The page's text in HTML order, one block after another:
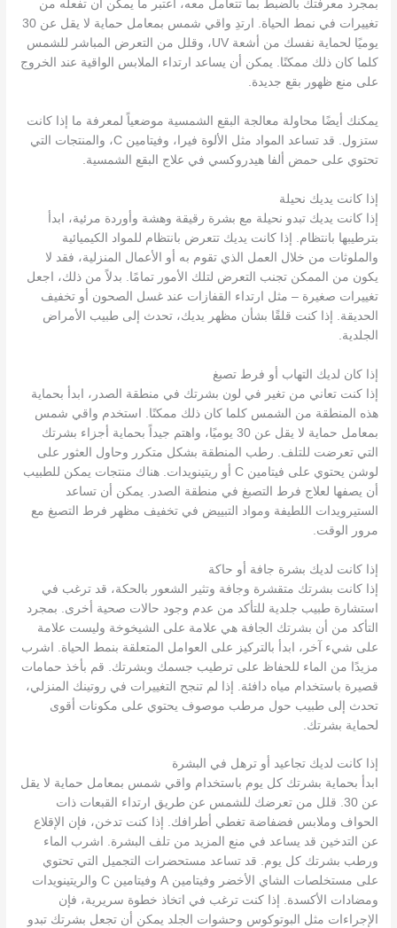
بمجرد معرفتك بالضبط بما تتعامل معه، اعتبر ما يمكن أن تفعله من
تغييرات في نمط الحياة. ارتدِ واقي شمس بمعامل حماية لا يقل عن 30
يوميًا لحماية نفسك من أشعة UV، وقلل من التعرض المباشر للشمس
كلما كان ذلك ممكنًا. يمكن أن يساعد ارتداء الملابس الواقية عند الخروج
على منع ظهور بقع جديدة.
يمكنك أيضًا محاولة معالجة البقع الشمسية موضعياً لمعرفة ما إذا كانت
ستزول. قد تساعد المواد مثل الألوة فيرا، وفيتامين C، والمنتجات التي
تحتوي على حمض ألفا هيدروكسي في علاج البقع الشمسية.
إذا كانت يديك نحيلة
إذا كانت يديك تبدو نحيلة مع بشرة رقيقة وهشة وأوردة مرئية، ابدأ
بترطيبها بانتظام. إذا كانت يديك تتعرض بانتظام للمواد الكيميائية
والملوثات من خلال العمل الذي تقوم به أو الأعمال المنزلية، فقد لا
يكون من الممكن تجنب التعرض لتلك الأمور تمامًا. بدلاً من ذلك، اجعل
تغييرات صغيرة – مثل ارتداء القفازات عند غسل الصحون أو تخفيف
الحديقة. إذا كنت قلقًا بشأن مظهر يديك، تحدث إلى طبيب الأمراض
الجلدية.
إذا كان لديك التهاب أو فرط تصبغ
إذا كنت تعاني من تغير في لون بشرتك في منطقة الصدر، ابدأ بحماية
هذه المنطقة من الشمس كلما كان ذلك ممكنًا. استخدم واقي شمس
بمعامل حماية لا يقل عن 30 يوميًا، واهتم جيداً بحماية أجزاء بشرتك
التي تعرضت للتلف. رطب المنطقة بشكل متكرر وحاول العثور على
لوشن يحتوي على فيتامين C أو ريتينويدات. هناك منتجات يمكن للطبيب
أن يصفها لعلاج فرط التصبغ في منطقة الصدر. يمكن أن تساعد
الستيرويدات اللطيفة ومواد التبييض في تخفيف مظهر فرط التصبغ مع
مرور الوقت.
إذا كانت لديك بشرة جافة أو حاكة
إذا كانت بشرتك متقشرة وجافة وتثير الشعور بالحكة، قد ترغب في
استشارة طبيب جلدية للتأكد من عدم وجود حالات صحية أخرى. بمجرد
التأكد من أن بشرتك الجافة هي علامة على الشيخوخة وليست علامة
على شيء آخر، ابدأ بالتركيز على العوامل المتعلقة بنمط الحياة. اشرب
مزيدًا من الماء للحفاظ على ترطيب جسمك وبشرتك. قم بأخذ حمامات
قصيرة باستخدام مياه دافئة. إذا لم تنجح التغييرات في روتينك المنزلي،
تحدث إلى طبيب حول مرطب موصوف يحتوي على مكونات أقوى
لحماية بشرتك.
إذا كانت لديك تجاعيد أو ترهل في البشرة
ابدأ بحماية بشرتك كل يوم باستخدام واقي شمس بمعامل حماية لا يقل
عن 30. قلل من تعرضك للشمس عن طريق ارتداء القبعات ذات
الحواف وملابس فضفاضة تغطي أطرافك. إذا كنت تدخن، فإن الإقلاع
عن التدخين قد يساعد في منع المزيد من تلف البشرة. اشرب الماء
ورطب بشرتك كل يوم. قد تساعد مستحضرات التجميل التي تحتوي
على مستخلصات الشاي الأخضر وفيتامين A وفيتامين C والريتينويدات
ومضادات الأكسدة. إذا كنت ترغب في اتخاذ خطوة سريرية، فإن
الإجراءات مثل البوتوكوس وحشوات الجلد يمكن أن تجعل بشرتك تبدو